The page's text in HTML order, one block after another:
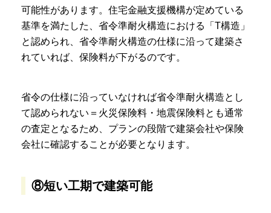
可能性があります。住宅金融支援機構が定めている
基準を満たした、省令準耐火構造における「T構造」
と認められ、省令準耐火構造の仕様に沿って建築さ
れていれば、保険料が下がるのです。
省令の仕様に沿っていなければ省令準耐火構造とし
て認められない＝火災保険料・地震保険料とも通常
の査定となるため、プランの段階で建築会社や保険
会社に確認することが必要となります。
⑧短い工期で建築可能